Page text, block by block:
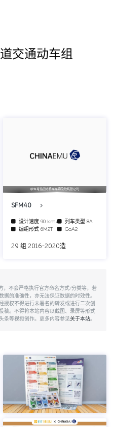
交通动车组
中车青岛四方机车车辆股份有限公司
SFM40
设计速度 90 km/h 列车类型 8A
编组形式 6M2T GoA2
29 组 2016-2020造
，不会严格执行官方命名方式/分类等，若
的准确性，亦无法保证数据的时效性。
授权不得进行未署名的转发或进行二次创
稿。不得将本站内容以截图、录屏等形式
条等视频创作。更多内容参见关于本站。